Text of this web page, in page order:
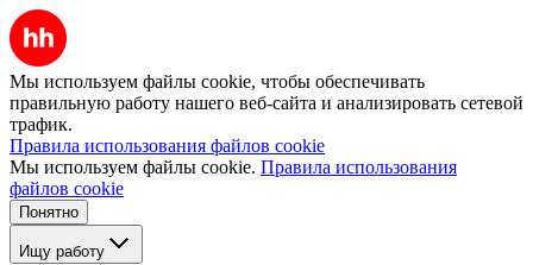
Мы используем файлы cookie, чтобы обеспечивать
правильную работу нашего веб-сайта и анализировать сетевой
трафик.
Правила использования файлов cookie
Мы используем файлы cookie. Правила использования
файлов cookie
Понятно
Ищу работу